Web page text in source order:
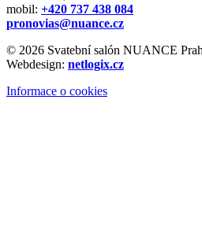
mobil: +420 737 438 084
pronovias@nuance.cz
© 2026 Svatební salón NUANCE
Webdesign: netlogix.cz
Informace o cookies